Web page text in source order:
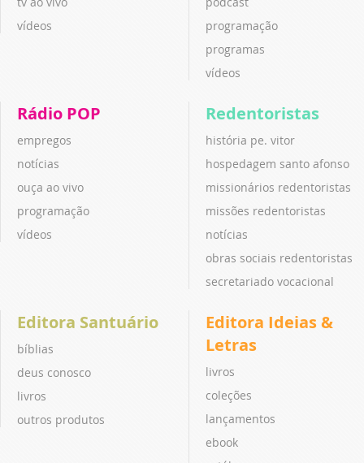
vídeos
programação
programas
vídeos
Rádio POP
empregos
notícias
ouça ao vivo
programação
vídeos
Redentoristas
história pe. vitor
hospedagem santo afonso
missionários redentoristas
missões redentoristas
notícias
obras sociais redentoristas
secretariado vocacional
Editora Santuário
bíblias
deus conosco
livros
outros produtos
Editora Ideias &
Letras
livros
coleções
lançamentos
ebook